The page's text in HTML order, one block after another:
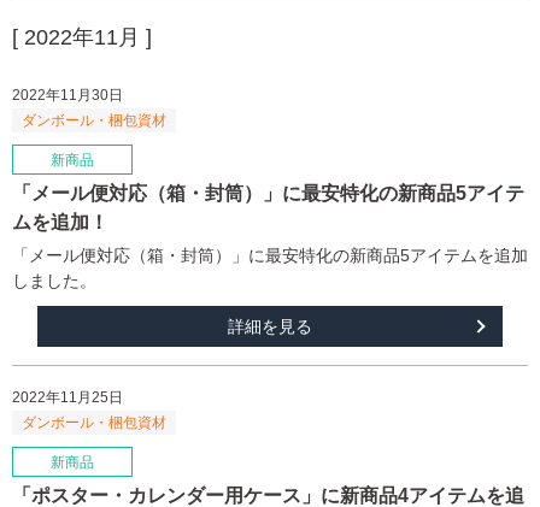
[ 2022年11月 ]
2022年11月30日
「メール便対応（箱・封筒）」に最安特化の新商品5アイテ
ムを追加！
「メール便対応（箱・封筒）」に最安特化の新商品5アイテムを追加
しました。
詳細を見る
2022年11月25日
「ポスター・カレンダー用ケース」に新商品4アイテムを追